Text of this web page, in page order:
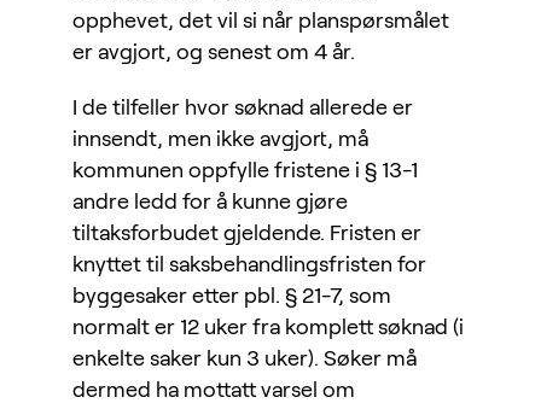
opphevet, det vil si når planspørsmålet
er avgjort, og senest om 4 år.
I de tilfeller hvor søknad allerede er
innsendt, men ikke avgjort, må
kommunen oppfylle fristene i § 13-1
andre ledd for å kunne gjøre
tiltaksforbudet gjeldende. Fristen er
knyttet til saksbehandlingsfristen for
byggesaker etter pbl. § 21-7, som
normalt er 12 uker fra komplett søknad (i
enkelte saker kun 3 uker). Søker må
dermed ha mottatt varsel om